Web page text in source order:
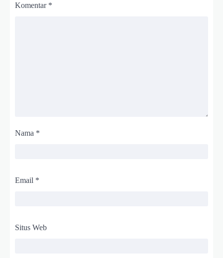
Komentar *
Nama *
Email *
Situs Web